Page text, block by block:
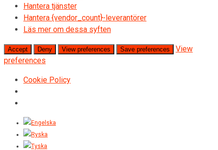
Hantera tjänster
Hantera {vendor_count}-leverantörer
Läs mer om dessa syften
Accept Deny View preferences Save preferences
View
preferences
Cookie Policy